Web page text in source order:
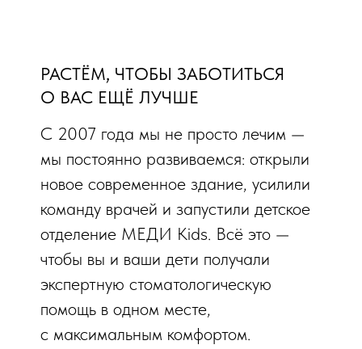
РАСТЁМ, ЧТОБЫ ЗАБОТИТЬСЯ
О ВАС ЕЩЁ ЛУЧШЕ
С 2007 года мы не просто лечим —
мы постоянно развиваемся: открыли
новое современное здание, усилили
команду врачей и запустили детское
отделение МЕДИ Kids. Всё это —
чтобы вы и ваши дети получали
экспертную стоматологическую
помощь в одном месте,
с максимальным комфортом.